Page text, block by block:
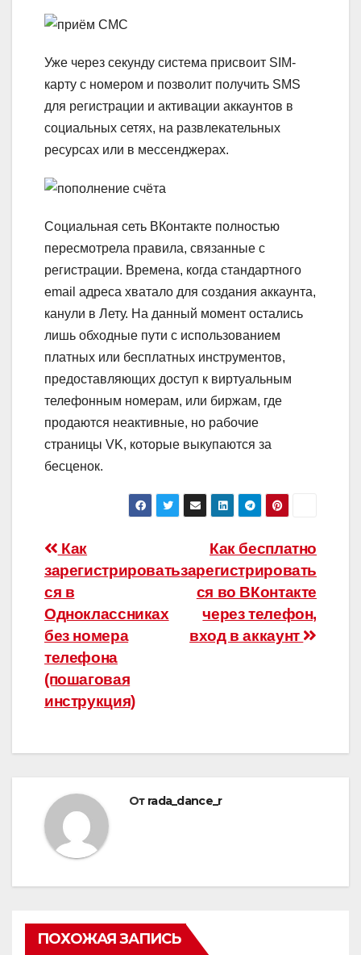
Уже через секунду система присвоит SIM-
карту с номером и позволит получить SMS
для регистрации и активации аккаунтов в
социальных сетях, на развлекательных
ресурсах или в мессенджерах.
Социальная сеть ВКонтакте полностью
пересмотрела правила, связанные с
регистрации. Времена, когда стандартного
email адреса хватало для создания аккаунта,
канули в Лету. На данный момент остались
лишь обходные пути с использованием
платных или бесплатных инструментов,
предоставляющих доступ к виртуальным
телефонным номерам, или биржам, где
продаются неактивные, но рабочие
страницы VK, которые выкупаются за
бесценок.
Навигация
по
записям
Как бесплатно
зарегистрировать
ся во ВКонтакте
через телефон,
вход в аккаунт
Как
зарегистрировать
ся в
Одноклассниках
без номера
телефона
(пошаговая
инструкция)
От rada_dance_r
ПОХОЖАЯ ЗАПИСЬ